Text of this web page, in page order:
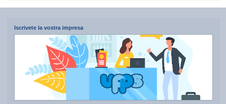
Iscrivete la vostra impresa